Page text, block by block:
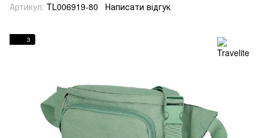
Артикул: TL006919-80 Написати відгук
3